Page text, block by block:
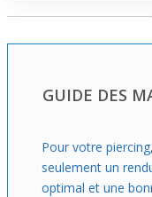
GUIDE DES
Pour votre
seulement un
optimal et une